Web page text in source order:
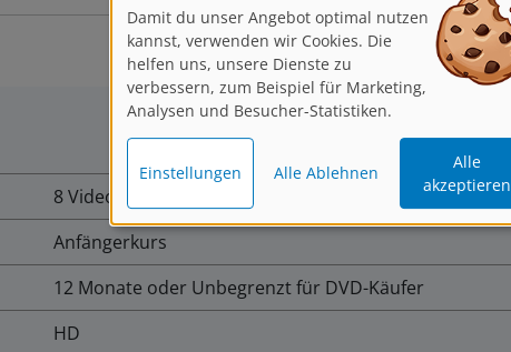
8 Videos inkl. Bonusmaterial, Community Zugang
Anfängerkurs
12 Monate oder Unbegrenzt für DVD-Käufer
HD
Damit du unser Angebot optimal nutzen
kannst, verwenden wir Cookies. Die
helfen uns, unsere Dienste zu
verbessern, zum Beispiel für Marketing,
Analysen und Besucher-Statistiken.
Einstellungen Alle Ablehnen
Alle
akzeptieren